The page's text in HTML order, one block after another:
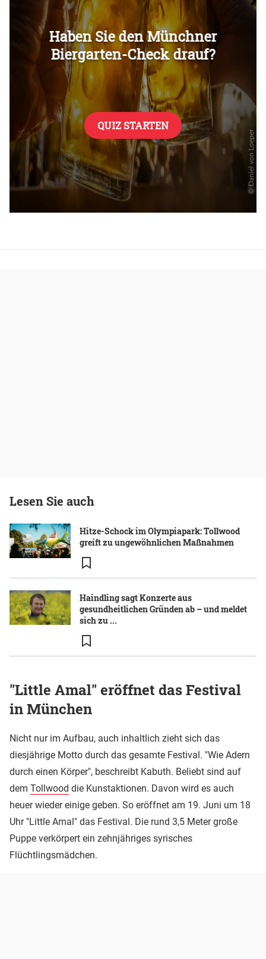
Überspringen
Lesen Sie auch
Hitze-Schock im Olympiapark: Tollwood
greift zu ungewöhnlichen Maßnahmen
Haindling sagt Konzerte aus
gesundheitlichen Gründen ab – und meldet
sich zu ...
"Little Amal" eröffnet das Festival
in München
Nicht nur im Aufbau, auch inhaltlich zieht sich das
diesjährige Motto durch das gesamte Festival. "Wie Adern
durch einen Körper", beschreibt Kabuth. Beliebt sind auf
dem Tollwood die Kunstaktionen. Davon wird es auch
heuer wieder einige geben. So eröffnet am 19. Juni um 18
Uhr "Little Amal" das Festival. Die rund 3,5 Meter große
Puppe verkörpert ein zehnjähriges syrisches
Flüchtlingsmädchen.